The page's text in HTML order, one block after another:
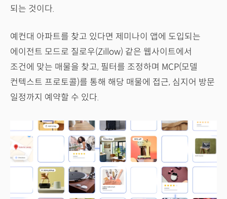
되는 것이다.
예컨대 아파트를 찾고 있다면 제미나이 앱에 도입되는
에이전트 모드로 질로우(Zillow) 같은 웹사이트에서
조건에 맞는 매물을 찾고, 필터를 조정하며 MCP(모델
컨텍스트 프로토콜)를 통해 해당 매물에 접근, 심지어 방문
일정까지 예약할 수 있다.